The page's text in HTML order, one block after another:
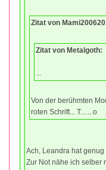
Zitat von
Zitat von Metalgoth:
Von der berühmten
roten Schrift... T.......o
Ach, Leandra hat
Zur Not nähe ich selber